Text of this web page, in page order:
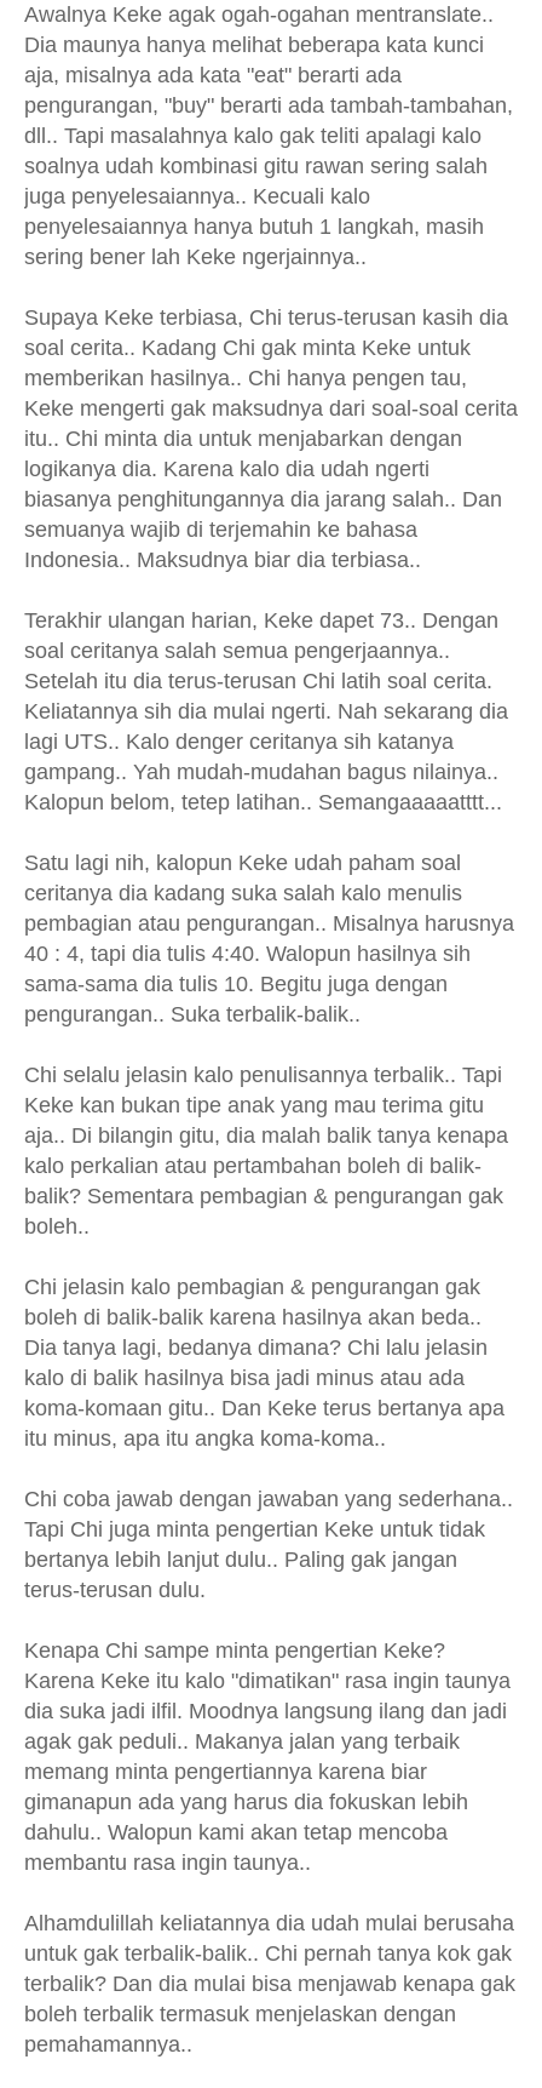
Awalnya Keke agak ogah-ogahan mentranslate..
Dia maunya hanya melihat beberapa kata kunci
aja, misalnya ada kata "eat" berarti ada
pengurangan, "buy" berarti ada tambah-tambahan,
dll.. Tapi masalahnya kalo gak teliti apalagi kalo
soalnya udah kombinasi gitu rawan sering salah
juga penyelesaiannya.. Kecuali kalo
penyelesaiannya hanya butuh 1 langkah, masih
sering bener lah Keke ngerjainnya..
Supaya Keke terbiasa, Chi terus-terusan kasih dia
soal cerita.. Kadang Chi gak minta Keke untuk
memberikan hasilnya.. Chi hanya pengen tau,
Keke mengerti gak maksudnya dari soal-soal cerita
itu.. Chi minta dia untuk menjabarkan dengan
logikanya dia. Karena kalo dia udah ngerti
biasanya penghitungannya dia jarang salah.. Dan
semuanya wajib di terjemahin ke bahasa
Indonesia.. Maksudnya biar dia terbiasa..
Terakhir ulangan harian, Keke dapet 73.. Dengan
soal ceritanya salah semua pengerjaannya..
Setelah itu dia terus-terusan Chi latih soal cerita.
Keliatannya sih dia mulai ngerti. Nah sekarang dia
lagi UTS.. Kalo denger ceritanya sih katanya
gampang.. Yah mudah-mudahan bagus nilainya..
Kalopun belom, tetep latihan.. Semangaaaaatttt...
Satu lagi nih, kalopun Keke udah paham soal
ceritanya dia kadang suka salah kalo menulis
pembagian atau pengurangan.. Misalnya harusnya
40 : 4, tapi dia tulis 4:40. Walopun hasilnya sih
sama-sama dia tulis 10. Begitu juga dengan
pengurangan.. Suka terbalik-balik..
Chi selalu jelasin kalo penulisannya terbalik.. Tapi
Keke kan bukan tipe anak yang mau terima gitu
aja.. Di bilangin gitu, dia malah balik tanya kenapa
kalo perkalian atau pertambahan boleh di balik-
balik? Sementara pembagian & pengurangan gak
boleh..
Chi jelasin kalo pembagian & pengurangan gak
boleh di balik-balik karena hasilnya akan beda..
Dia tanya lagi, bedanya dimana? Chi lalu jelasin
kalo di balik hasilnya bisa jadi minus atau ada
koma-komaan gitu.. Dan Keke terus bertanya apa
itu minus, apa itu angka koma-koma..
Chi coba jawab dengan jawaban yang sederhana..
Tapi Chi juga minta pengertian Keke untuk tidak
bertanya lebih lanjut dulu.. Paling gak jangan
terus-terusan dulu.
Kenapa Chi sampe minta pengertian Keke?
Karena Keke itu kalo "dimatikan" rasa ingin taunya
dia suka jadi ilfil. Moodnya langsung ilang dan jadi
agak gak peduli.. Makanya jalan yang terbaik
memang minta pengertiannya karena biar
gimanapun ada yang harus dia fokuskan lebih
dahulu.. Walopun kami akan tetap mencoba
membantu rasa ingin taunya..
Alhamdulillah keliatannya dia udah mulai berusaha
untuk gak terbalik-balik.. Chi pernah tanya kok gak
terbalik? Dan dia mulai bisa menjawab kenapa gak
boleh terbalik termasuk menjelaskan dengan
pemahamannya..